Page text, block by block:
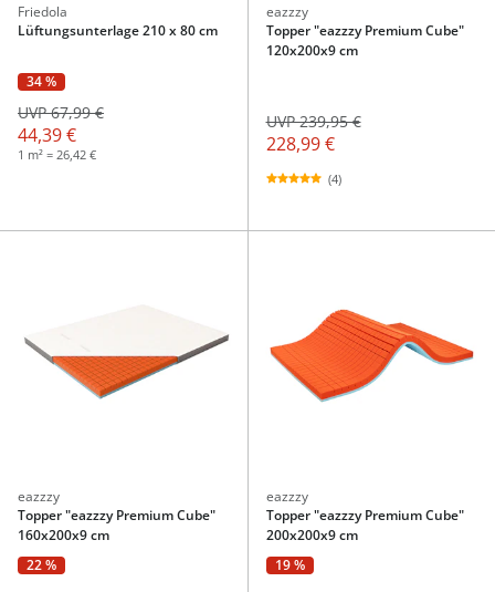
Friedola
Lüftungsunterlage 210 x 80 cm
34 %
44,39 €
UVP 67,99 €
1 m² = 26,42 €
eazzzy
Topper "eazzzy Premium Cube"
120x200x9 cm
228,99 €
UVP 239,95 €
(4)
eazzzy
Topper "eazzzy Premium Cube"
160x200x9 cm
22 %
eazzzy
Topper "eazzzy Premium Cube"
200x200x9 cm
19 %